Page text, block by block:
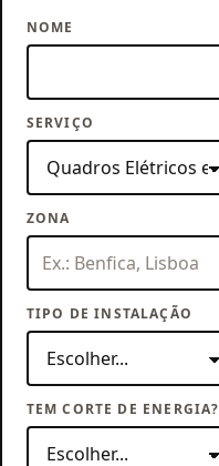
NOME
SERVIÇO
ZONA
TIPO DE INSTALAÇÃO
TEM CORTE DE ENERGIA?